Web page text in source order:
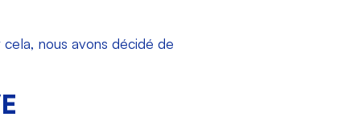
cela, nous avons décidé de